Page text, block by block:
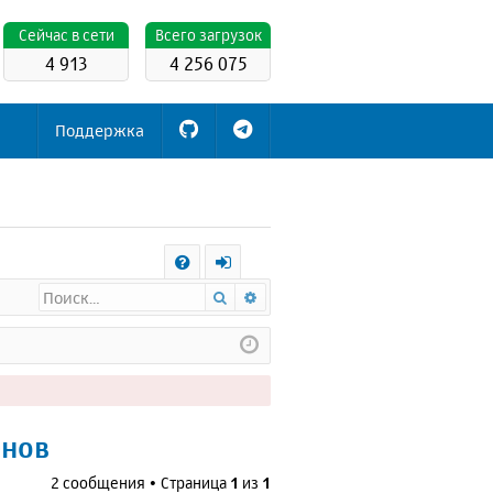
Всего загрузок
4 256 075
Cейчас в сети
4 913
Поддержка
Q
х
о
д
Поиск
2 сообщения • Страница 1 из 1